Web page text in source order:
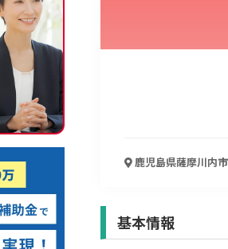
卸売･小売業
人材採用・雇用
鹿児島県薩摩川内市
基本情報